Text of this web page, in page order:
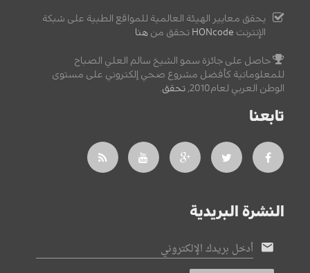
يحقق معايير الهيئة العالمية للمواقع الطبية على شبكة
الإنترنت HONcode تحقق من هنا
حاصل على جائزة سمو الشيخ سالم العلي الصباح
للمعلوماتية كأفضل مشروع صحي إلكتروني على مستوى
الوطن العربي لعام2010,
تحقق
تابعنا
النشرة البريدية
أدخل بريدك الإلكتروني